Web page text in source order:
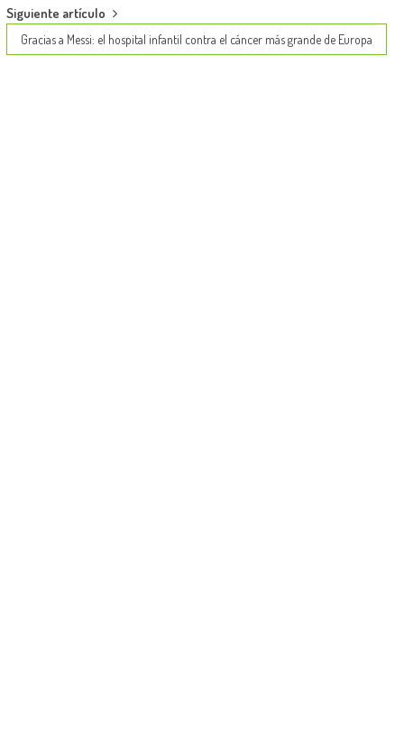
Siguiente artículo
Gracias a Messi: el hospital infantil contra el cáncer más grande de Europa